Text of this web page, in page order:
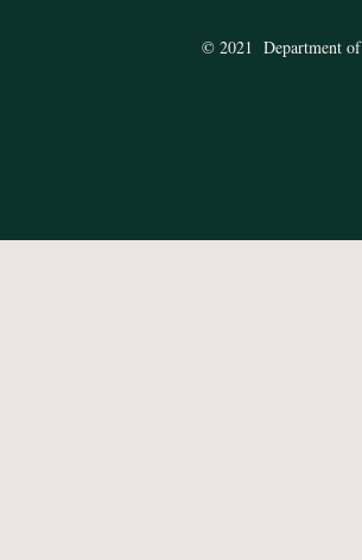
© 2021 Department